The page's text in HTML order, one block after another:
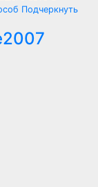
Подчеркнуть